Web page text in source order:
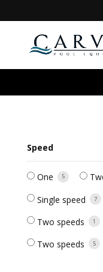
google-site-
Speed
One 5
Single speed 7
Two speeds 1
Two speeds 5